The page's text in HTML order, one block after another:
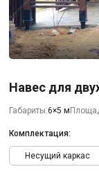
Навес для
Габариты:6×5 м
Комплектация:
Несущий каркас